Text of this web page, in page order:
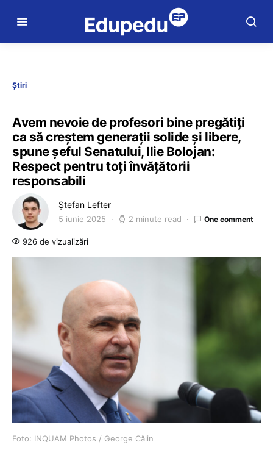
Știri
Avem nevoie de profesori bine pregătiți
ca să creștem generații solide și libere,
spune șeful Senatului, Ilie Bolojan:
Respect pentru toți învățătorii
responsabili
Ștefan Lefter
5 iunie 2025 2 minute read One comment
926 de vizualizări
Foto: INQUAM Photos / George Călin